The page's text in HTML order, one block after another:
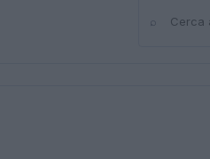
⌕Cerca